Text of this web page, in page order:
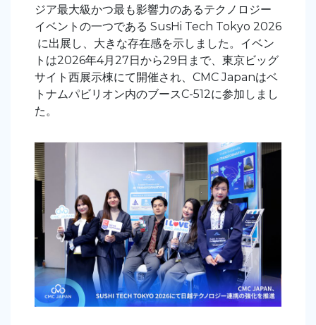
ジア最大級かつ最も影響力のあるテクノロジー
イベントの一つである SusHi Tech Tokyo 2026
に出展し、大きな存在感を示しました。イベン
トは2026年4月27日から29日まで、東京ビッグ
サイト西展示棟にて開催され、CMC Japanはベ
トナムパビリオン内のブースC-512に参加しまし
た。